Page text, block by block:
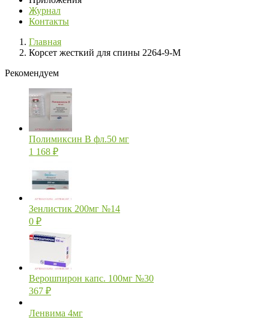
Журнал
Контакты
Главная
Корсет жесткий для спины 2264-9-М
Рекомендуем
Полимиксин В фл.50 мг
1 168 ₽
Зенлистик 200мг №14
0 ₽
Верошпирон капс. 100мг №30
367 ₽
Ленвима 4мг